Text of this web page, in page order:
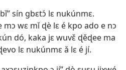
sín gbɛtɔ́ lɛ nukúnmɛ.
mɔ wɛ mǐ ɖè lɛ é kpo ado e nɔ
dó, kaka jɛ wuvɛ̌ ɖěɖee ma
lɛ nukúnmɛ ǎ lɛ é jí.